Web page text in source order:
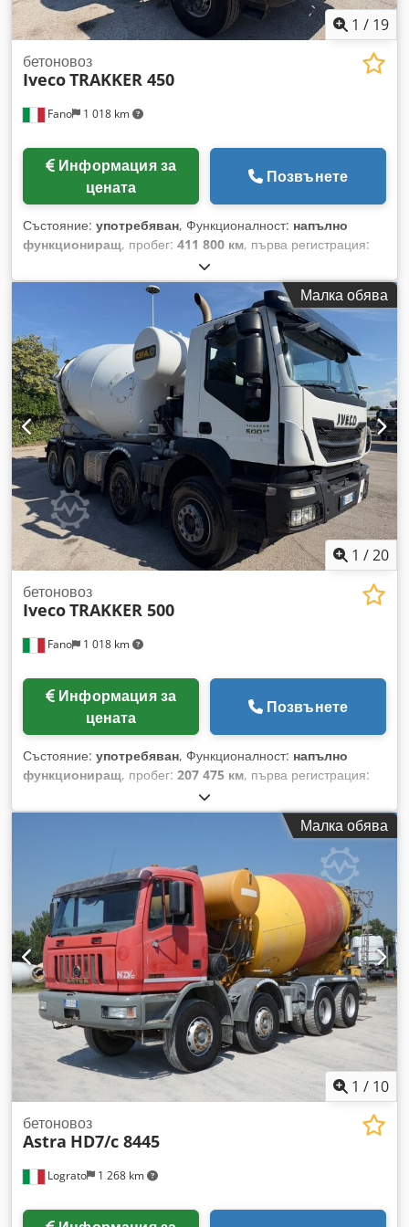
1 / 19
Fano 1 018 km
бетоновоз
IvecoTRAKKER 450
Информация за
цената
Позвънете
Състояние: употребяван, Функционалност: напълно
функциониращ, пробег: 411 800 км, първа регистрация:
, Година на производство:
450 с бетоновоз CIFA Codezr Etdspfx Ah Ssha Регистрация:
21.09.2011 – Евро 5 Пробег: 411 800 км Оси: 4 Оборудване:
CIFA RY1300 – хидравличен извод Гуми: 60/70% Валиден
технически преглед Добро състояние Наличен веднага
ОЦЕНЯВАМЕ ЗАМЕНИ НА МПС ОТ ВСИЧКИ МАРКИ: MAN,
MERCEDES, DAF, RENAULT, VOLVO, SCANIA, С
ОБОРУДВАНЕ CIFA, SERMAC, PUTZMEISTER; ИЛИ
ЗЕМЕКОПАЧНА ТЕХНИКА CATERPILLAR, FIAT HITACHI,
KOMATSU.
Малка обява
1 /20
Fano 1 018 km
бетоновоз
IvecoTRAKKER 500
Информация за
цената
Позвънете
Състояние: употребяван, Функционалност: напълно
функциониращ, пробег: 207 475 км, първа регистрация:
, Година на производство:
500 с бетоновоз CIFA Регистрация: 07.11.2019 – Евро 6
Пробег: 258 175 км Оси: 4 Оборудване CIFA RY1300 –
хидравличен извод Гуми: 60/70% Валиден технически
преглед Добро състояние Налично незабавно ОЦЕНЯВАМЕ
ВЪЗМОЖНОСТИТЕ ЗА ЗАМЯНА НА МАШИНИ ОТ ВСИЧКИ
МАРКИ: MAN, MERCEDES, DAF, RENAULT, VOLVO, SCANIA,
С ОБОРУДВАНЕ CIFA, SERMAC, PUTZMEISTER; ИЛИ
СТРОИТЕЛНА ТЕХНИКА CATERPILLAR, FIAT HITACHI,
KOMATSU. Chjdpezr Er Hefx Ah Ssa
Малка обява
1 / 10
Lograto 1 268 km
бетоновоз
Astra HD7/c 8445